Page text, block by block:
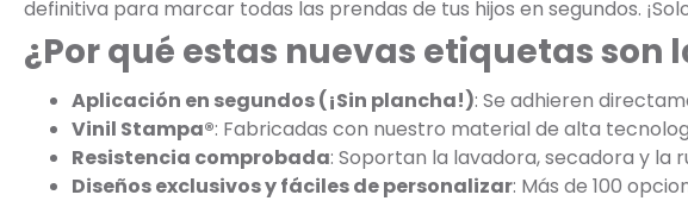
definitiva para marcar todas las prendas de tus hijos en segundos.
¿Por qué estas nuevas etiquetas
Aplicación en segundos (¡Sin plancha!): Se adhieren
Vinil Stampa®: Fabricadas con nuestro material de alta
Resistencia comprobada: Soportan la lavadora, secadora y la
Diseños exclusivos y fáciles de personalizar: Más de 100